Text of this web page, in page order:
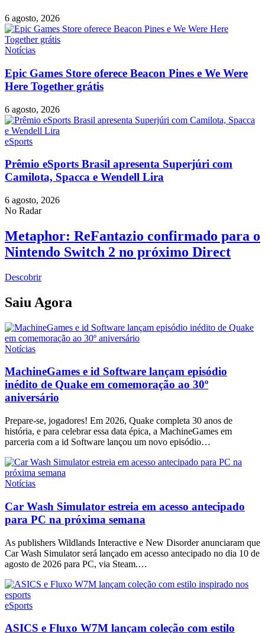
6 agosto, 2026
Notícias
Epic Games Store oferece Beacon Pines e We Were
Here Together grátis
6 agosto, 2026
eSports
Prêmio eSports Brasil apresenta Superjúri com
Camilota, Spacca e Wendell Lira
6 agosto, 2026
No Radar
Metaphor: ReFantazio confirmado para o
Nintendo Switch 2 no próximo Direct
Descobrir
Saiu Agora
Notícias
MachineGames e id Software lançam episódio
inédito de Quake em comemoração ao 30º
aniversário
Prepare-se, jogadores! Em 2026, Quake completa 30 anos de
história, e para celebrar essa data épica, a MachineGames em
parceria com a id Software lançou um novo episódio…
Notícias
Car Wash Simulator estreia em acesso antecipado
para PC na próxima semana
As publishers Wildlands Interactive e New Disorder anunciaram que
Car Wash Simulator será lançado em acesso antecipado no dia 10 de
agosto de 2026 para PC, via Steam.…
eSports
ASICS e Fluxo W7M lançam coleção com estilo